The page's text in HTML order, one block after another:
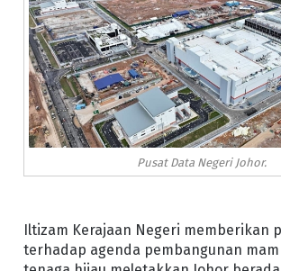
Pusat Data Negeri Johor.
Iltizam Kerajaan Negeri memberikan
terhadap agenda pembangunan